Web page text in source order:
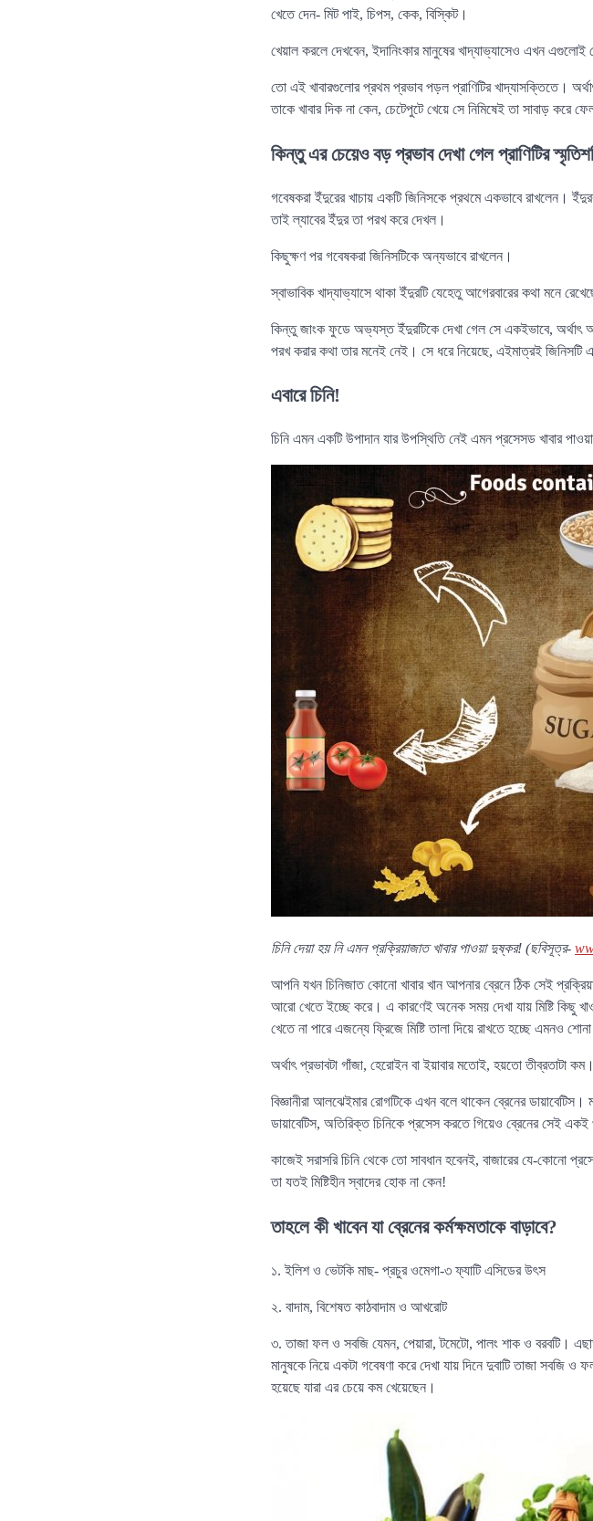
খেতে দেন- মিট পাই, চিপস, কেক, বিস্কিট।
খেয়াল করলে দেখবেন, ইদানিংকার মানুষের খাদ্যাভ্যাসেও এখন এগুলোই
তো এই খাবারগুলোর প্রথম প্রভাব পড়ল প্রাণিটির খাদ্যাসক্তিতে।
তাকে খাবার দিক না কেন, চেটেপুটে খেয়ে সে নিমিষেই তা সাবাড় করে
কিন্তু এর চেয়েও বড় প্রভাব দেখা গেল প্রাণিটির
গবেষকরা ইঁদুরের খাচায় একটি জিনিসকে প্রথমে একভাবে রাখলেন।
তাই ল্যাবের ইঁদুর তা পরখ করে দেখল।
কিছুক্ষণ পর গবেষকরা জিনিসটিকে অন্যভাবে রাখলেন।
স্বাভাবিক খাদ্যাভ্যাসে থাকা ইঁদুরটি যেহেতু আগেরবারের কথা মনে
কিন্তু জাংক ফুডে অভ্যস্ত ইঁদুরটিকে দেখা গেল সে একইভাবে, অর্থাৎ
পরখ করার কথা তার মনেই নেই। সে ধরে নিয়েছে, এইমাত্রই জিনিসটি
এবারে চিনি!
চিনি এমন একটি উপাদান যার উপস্থিতি নেই এমন প্রসেসড খাবার
চিনি দেয়া হয় নি এমন প্রক্রিয়াজাত খাবার পাওয়া দুষ্কর! (ছবিসূত্র-
আপনি যখন চিনিজাত কোনো খাবার খান আপনার ব্রেনে ঠিক সেই
আরো খেতে ইচ্ছে করে। এ কারণেই অনেক সময় দেখা যায় মিষ্টি কিছু
খেতে না পারে এজন্যে ফ্রিজে মিষ্টি তালা দিয়ে রাখতে হচ্ছে এমনও
অর্থাৎ প্রভাবটা গাঁজা, হেরোইন বা ইয়াবার মতোই, হয়তো তীব্রতাটা কম।
বিজ্ঞানীরা আলঝেইমার রোগটিকে এখন বলে থাকেন ব্রেনের
ডায়াবেটিস, অতিরিক্ত চিনিকে প্রসেস করতে গিয়েও ব্রেনের সেই
কাজেই সরাসরি চিনি থেকে তো সাবধান হবেনই, বাজারের যে-কোনো
তা যতই মিষ্টিহীন স্বাদের হোক না কেন!
তাহলে কী খাবেন যা ব্রেনের কর্মক্ষমতাকে বাড়াবে?
১. ইলিশ ও ভেটকি মাছ- প্রচুর ওমেগা-৩ ফ্যাটি এসিডের উৎস
২. বাদাম, বিশেষত কাঠবাদাম ও আখরোট
৩. তাজা ফল ও সবজি যেমন, পেয়ারা, টমেটো, পালং শাক ও বরবটি।
মানুষকে নিয়ে একটা গবেষণা করে দেখা যায় দিনে দুবাটি তাজা সবজি
হয়েছে যারা এর চেয়ে কম খেয়েছেন।